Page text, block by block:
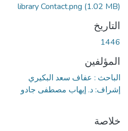
library Contact.png (1.02 MB)
التاريخ
1446
المؤلفين
الباحث : عفاف سعد البكيري
إشراف: د. إيهاب مصطفى جادو
خلاصة